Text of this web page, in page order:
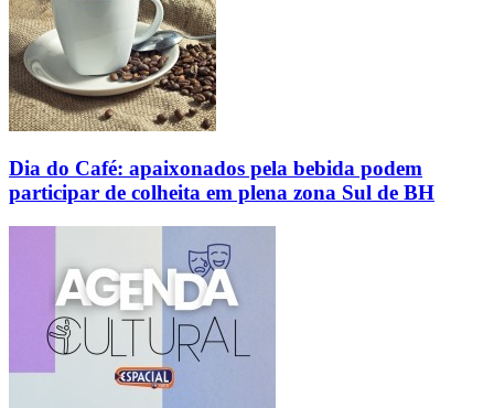
Dia do Café: apaixonados pela bebida podem
participar de colheita em plena zona Sul de BH